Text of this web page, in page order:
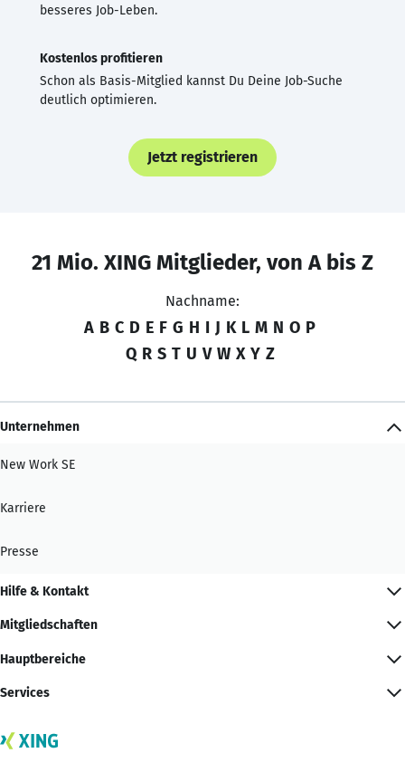
besseres Job-Leben.
Kostenlos profitieren
Schon als Basis-Mitglied kannst Du Deine Job-Suche
deutlich optimieren.
Jetzt registrieren
21 Mio. XING Mitglieder, von A bis Z
Nachname:
A B C D E F G H I J K L M N O P
Q R S T U V W X Y Z
Unternehmen
New Work SE
Karriere
Presse
Hilfe & Kontakt
Mitgliedschaften
Hauptbereiche
Services